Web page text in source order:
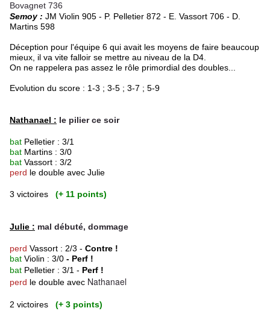
Bovagnet 736
Semoy : JM Violin 905 - P. Pelletier 872 - E. Vassort 706 - D.
Martins 598
Déception pour l'équipe 6 qui avait les moyens de faire beaucoup
mieux, il va vite falloir se mettre au niveau de la D4.
On ne rappelera pas assez le rôle primordial des doubles...
Evolution du score : 1-3 ; 3-5 ; 3-7 ; 5-9
Nathanael : le pilier ce soir
bat Pelletier : 3/1
bat Martins : 3/0
bat Vassort : 3/2
perd le double avec Julie
3 victoires (+ 11 points)
Julie : mal débuté, dommage
perd Vassort : 2/3 - Contre !
bat Violin : 3/0 - Perf !
bat Pelletier : 3/1 - Perf !
perd le double avec Nathanael
2 victoires (+ 3 points)